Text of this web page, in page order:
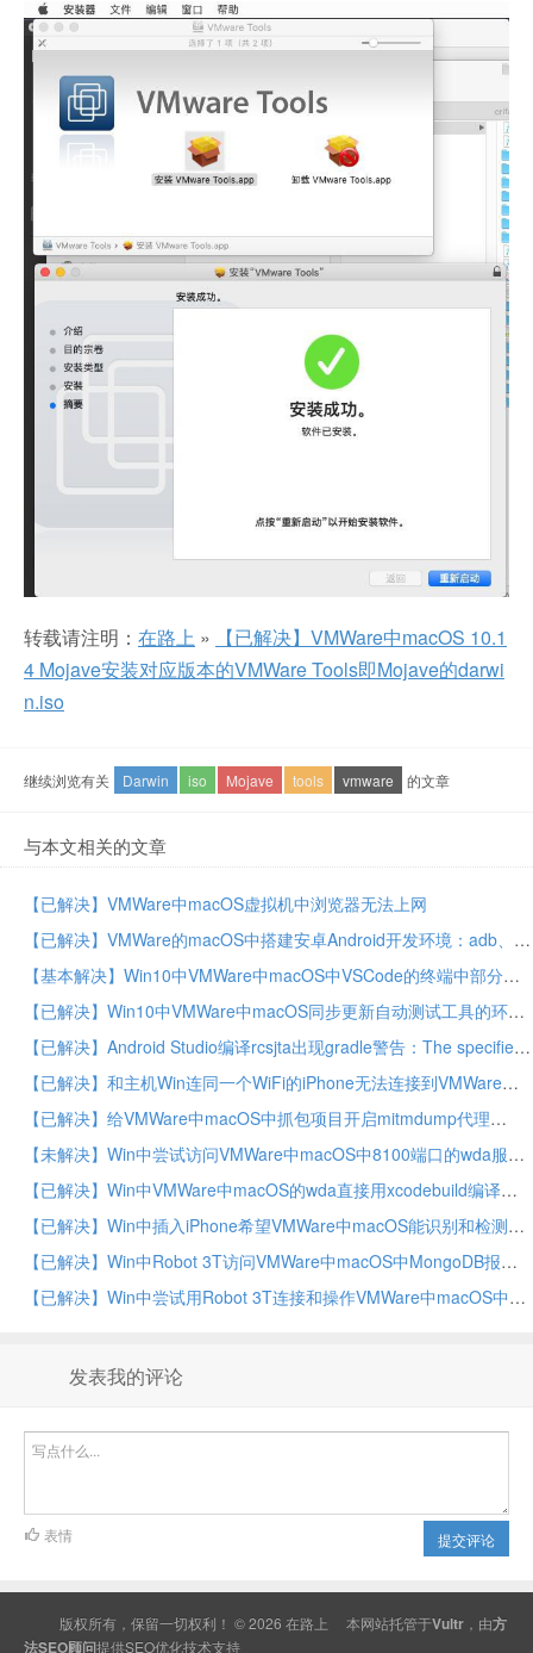
转载请注明： 在路上 »
【已解决】VMWare中macOS 10.1
4 Mojave安装对应版本的VMWare Tools即Mojave的darwi
n.iso
继续浏览有关 Darwin iso Mojave tools vmware 的文章
与本文相关的文章
【已解决】VMWare中macOS虚拟机中浏览器无法上网
【已解决】VMWare的macOS中搭建安卓Android开发环境：adb、aapt等工具
【基本解决】Win10中VMWare中macOS中VSCode的终端中部分字母如c或s不显示
【已解决】Win10中VMWare中macOS同步更新自动测试工具的环境
【已解决】Android Studio编译rcsjta出现gradle警告：The specified Android SDK Build Tools version is ignored
【已解决】和主机Win连同一个WiFi的iPhone无法连接到VMWare中macOS虚拟机中mitmdump代理
【已解决】给VMWare中macOS中抓包项目开启mitmdump代理
【未解决】Win中尝试访问VMWare中macOS中8100端口的wda服务
【已解决】Win中VMWare中macOS的wda直接用xcodebuild编译报错：error No profiles for were found Xcode couldn’t find any iOS App Development provisioning profiles
【已解决】Win中插入iPhone希望VMWare中macOS能识别和检测到
【已解决】Win中Robot 3T访问VMWare中macOS中MongoDB报错：Network is unreachable Reason couldn’t connect to server connection attempt failed SocketException
【已解决】Win中尝试用Robot 3T连接和操作VMWare中macOS中MongoDB
发表我的评论
提交评论
表情
版权所有，保留一切权利！ © 2026 在路上 本网站托管于Vultr ，由方
法SEO顾问提供SEO优化技术支持